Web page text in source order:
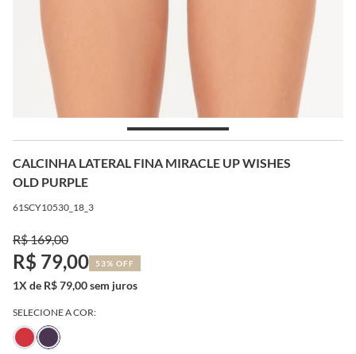
CALCINHA LATERAL FINA MIRACLE UP WISHES
OLD PURPLE
61SCY10530_18_3
R$ 169,00
R$ 79,00 53% OFF
1X de R$ 79,00 sem juros
SELECIONE A COR: